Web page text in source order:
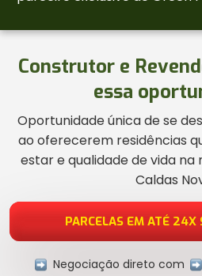
Construtor e
essa
Oportunidade única de se
ao oferecerem residências
estar e qualidade de vida
Caldas
PARCELAS EM ATÉ 24X
Negociação direto com